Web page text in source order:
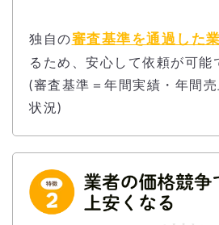
独自の審査基準を通過した
るため、安心して依頼が可能
(審査基準＝年間実績・年間
状況)